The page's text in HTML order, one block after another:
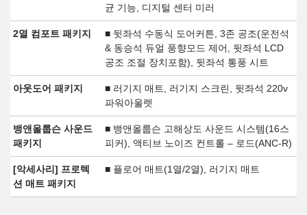
균 기능, 디지털 센터 미러
2열 컴포트 패키지
■ 뒷좌석 수동식 도어커튼, 3존 공조(운전석
& 동승석 듀얼 풍향모드 제어, 뒷좌석 LCD
공조 조절 장치포함), 뒷좌석 통풍 시트
아웃도어 패키지
■ 러기지 매트, 러기지 스크린, 뒷좌석 220v
파워아울렛
뱅앤올룹슨 사운드
패키지
■ 뱅앤올룹슨 고해상도 사운드 시스템(16스
피커), 액티브 노이즈 컨트롤 – 로드(ANC-R)
[악세사리] 프로텍
션 매트 패키지
■ 플로어 매트(1열/2열), 러기지 매트